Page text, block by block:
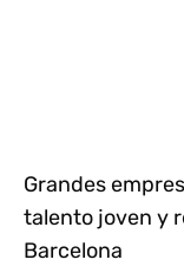
Grandes
talento joven y
Barcelona